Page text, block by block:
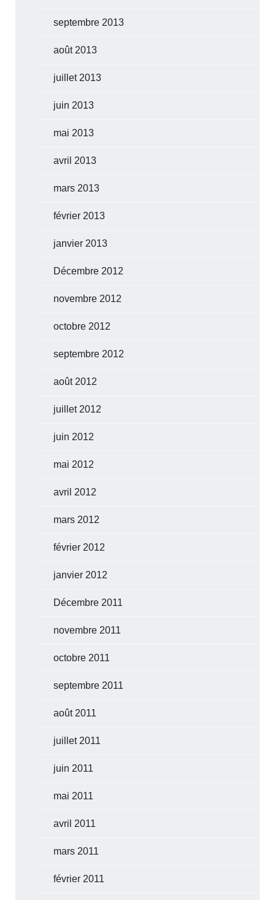
septembre 2013
août 2013
juillet 2013
juin 2013
mai 2013
avril 2013
mars 2013
février 2013
janvier 2013
Décembre 2012
novembre 2012
octobre 2012
septembre 2012
août 2012
juillet 2012
juin 2012
mai 2012
avril 2012
mars 2012
février 2012
janvier 2012
Décembre 2011
novembre 2011
octobre 2011
septembre 2011
août 2011
juillet 2011
juin 2011
mai 2011
avril 2011
mars 2011
février 2011